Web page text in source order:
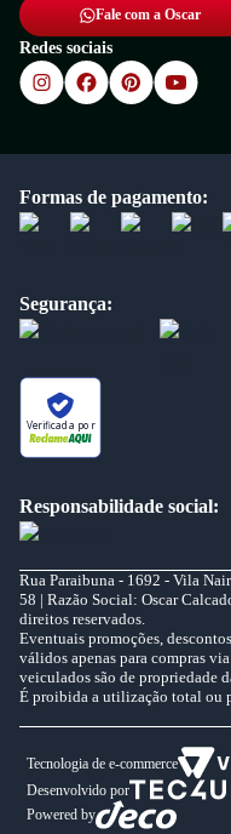
Fale com a Oscar
Redes sociais
Formas de pagamento:
Segurança:
Verificada por
Responsabilidade social:
Rua Paraibuna - 1692 - Vila
58 | Razão Social: Oscar
direitos reservados.
Eventuais promoções,
válidos apenas para compras
veiculados são de propriedade
É proibida a utilização total ou
Tecnologia de e-commerce
Desenvolvido por
Powered by